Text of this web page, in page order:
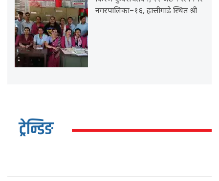
नगरपालिका–१६, हात्तीगाडे स्थित श्री
ट्रेन्डिङ